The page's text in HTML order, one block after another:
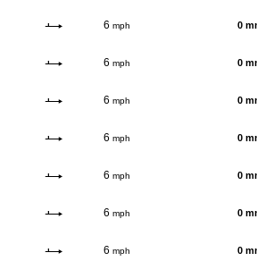
6 mph 0
6 mph 0
6 mph 0
6 mph 0
6 mph 0
6 mph 0
6 mph 0